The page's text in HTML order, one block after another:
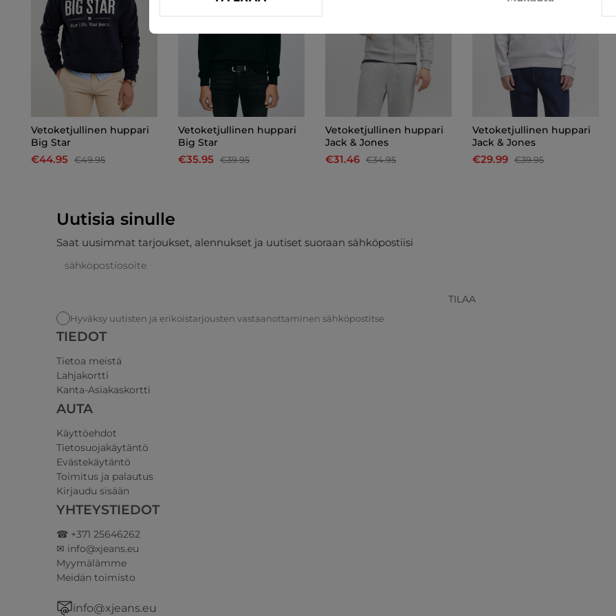
Vetoketjullinen huppari
Big Star
€44.95 €49.95
Vetoketjullinen huppari
Big Star
€35.95 €39.95
Vetoketjullinen huppari
Jack & Jones
€31.46 €34.95
Vetoketjullinen huppari
Jack & Jones
€29.99 €39.95
Uutisia sinulle
Saat uusimmat tarjoukset, alennukset ja uutiset suoraan sähköpostiisi
TILAA
Hyväksy uutisten ja erikoistarjousten vastaanottaminen sähköpostitse
TIEDOT
Tietoa meistä
Lahjakortti
Kanta-Asiakaskortti
AUTA
Käyttöehdot
Tietosuojakäytäntö
Evästekäytäntö
Toimitus ja palautus
Kirjaudu sisään
YHTEYSTIEDOT
☎ +371 25646262
✉ info@xjeans.eu
Myymälämme
Meidän toimisto
info@xjeans.eu